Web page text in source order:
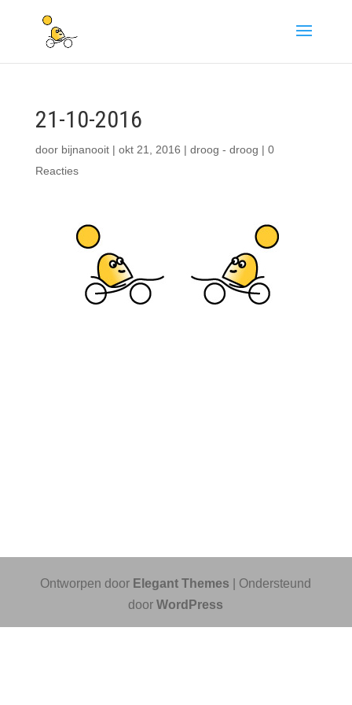
21-10-2016
door bijnanooit| okt 21, 2016 | droog - droog | 0
Reacties
Ontworpen door Elegant Themes | Ondersteund
doorWordPress